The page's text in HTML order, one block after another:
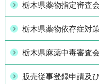
栃木県薬物指定審査会
栃木県薬物依存症対
栃木県麻薬中毒審査会
販売従事登録申請及